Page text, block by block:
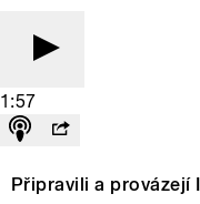
1:57
Připravili a provázejí